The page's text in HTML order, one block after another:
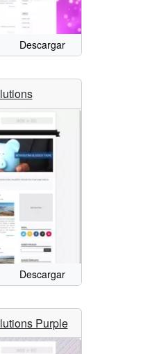
Descargar
Descargar
Purple